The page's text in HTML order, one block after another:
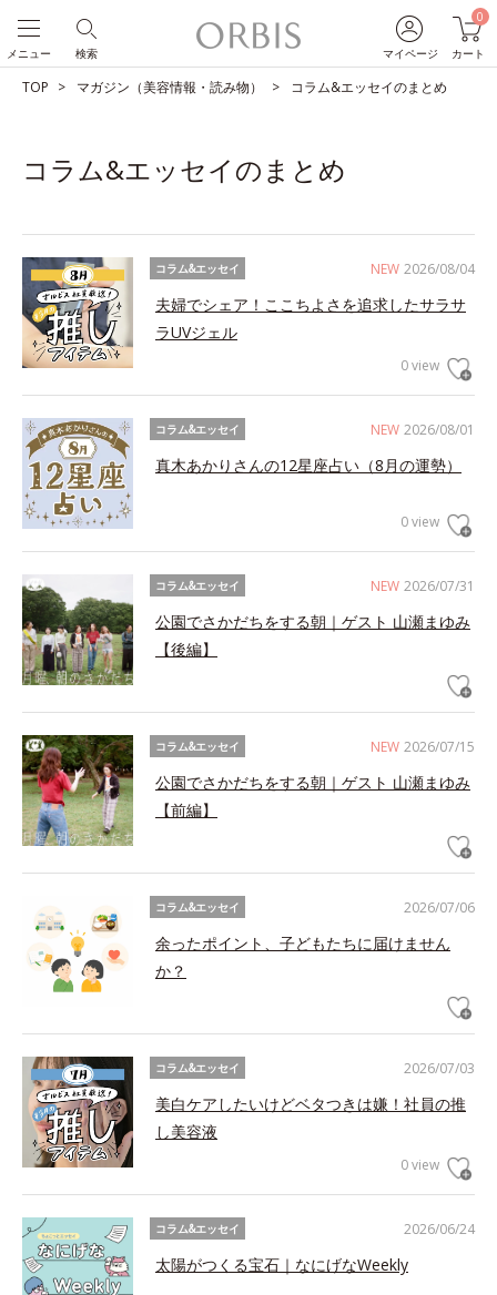
マイページ
0
カート
検索
メニュー
TOP マガジン（美容情報・読み物） コラム&エッセイのまとめ
コラム&エッセイのまとめ
NEW 2026/08/04
コラム&エッセイ
夫婦でシェア！ここちよさを追求したサラサ
ラUVジェル
0 view
NEW 2026/08/01
コラム&エッセイ
真木あかりさんの12星座占い（8月の運勢）
0 view
NEW 2026/07/31
コラム&エッセイ
公園でさかだちをする朝｜ゲスト 山瀬まゆみ
【後編】
NEW 2026/07/15
コラム&エッセイ
公園でさかだちをする朝｜ゲスト 山瀬まゆみ
【前編】
2026/07/06
コラム&エッセイ
余ったポイント、子どもたちに届けません
か？
2026/07/03
コラム&エッセイ
美白ケアしたいけどベタつきは嫌！社員の推
し美容液
0 view
2026/06/24
コラム&エッセイ
太陽がつくる宝石｜なにげなWeekly